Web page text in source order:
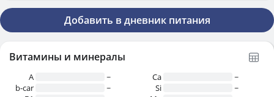
Добавить в дневник питания
Витамины и минералы
A
~
b-car
~
Ca
~
Si
~